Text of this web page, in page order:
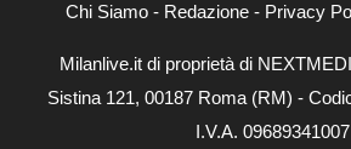
Chi Siamo- Redazione- Privacy
Milanlive.it di proprietà di
Sistina 121, 00187 Roma (RM) -
I.V.A. 09689341007